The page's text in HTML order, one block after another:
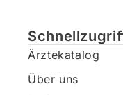
Ärztekatalog
Über uns